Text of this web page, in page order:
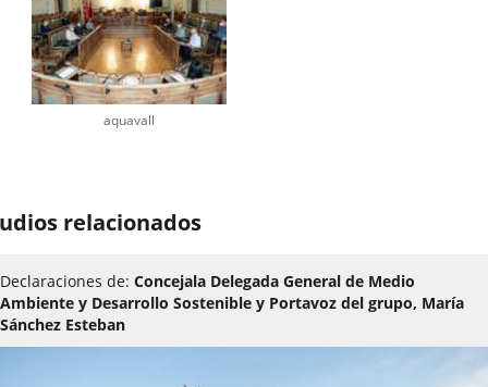
aquavall
relacionados
Declaraciones de: Concejala Delegada General de Medio
Ambiente y Desarrollo Sostenible y Portavoz del grupo, María
Sánchez Esteban